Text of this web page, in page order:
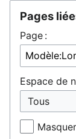
Pages
Page :
Espace de